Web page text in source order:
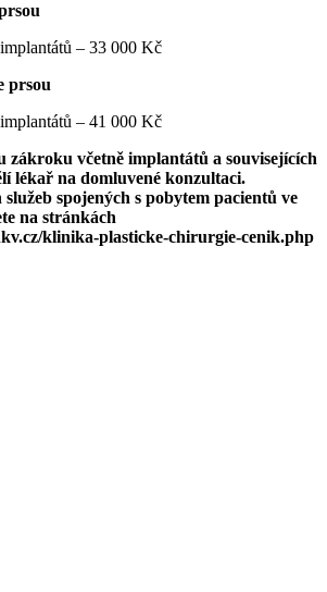
– 33 000 Kč
prsou
– 41 000 Kč
zákroku včetně implantátů a souvisejících
lékař na domluvené konzultaci.
spojených s pobytem pacientů ve
na stránkách
klinika-plasticke-chirurgie-cenik.php